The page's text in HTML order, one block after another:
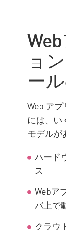
ョ
ー
Web ア
には、い
モデルが
ハード
ス
Webア
バ上で
クラウ